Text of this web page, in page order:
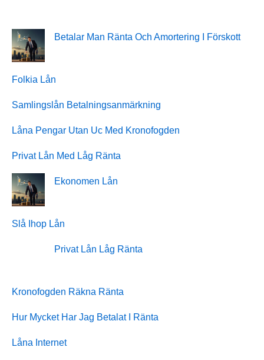
Betalar Man Ränta Och Amortering I Förskott
Folkia Lån
Samlingslån Betalningsanmärkning
Låna Pengar Utan Uc Med Kronofogden
Privat Lån Med Låg Ränta
Ekonomen Lån
Slå Ihop Lån
Privat Lån Låg Ränta
Kronofogden Räkna Ränta
Hur Mycket Har Jag Betalat I Ränta
Låna Internet